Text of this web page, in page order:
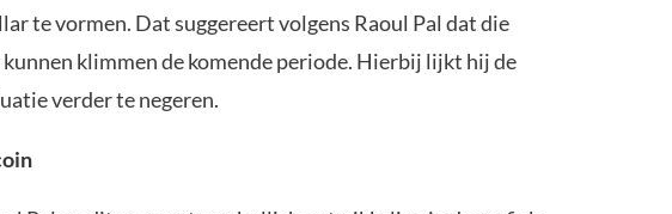
te vormen. Dat suggereert volgens Raoul Pal dat die
klimmen de komende periode. Hierbij lijkt hij de
verder te negeren.